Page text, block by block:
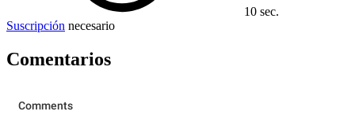
10 sec.
Suscripción necesario
Comentarios